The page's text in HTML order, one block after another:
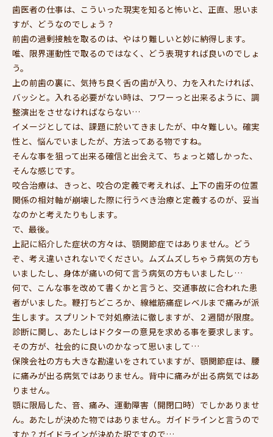
歯医者の仕事は、こういった現実を知ると怖いと、正直、思いま
すが、どうなのでしょう？
前歯の過剰接触を取るのは、やはり難しいと妙に納得します。
唯、限界運動性で取るのではなく、どう表現すれば良いのでしょ
う。
上の前歯の裏に、気持ち良く舌の歯が入り、力を入れたければ、
バッシと。入れる必要がない時は、フワーっと出来るように、調
整演出をさせなければならない…
イメージとしては、課題に於いてきましたが、中々難しい。確実
性と、悩んでいましたが、方法ってある物ですね。
そんな事を狙って出来る確信と出会えて、ちょっと嬉しかった、
そんな感じです。
咬合治療は、きっと、咬合の定義で考えれば、上下の歯牙の位置
関係の相対軸が崩壊した際に行うべき治療と定義するのが、妥当
なのかと考えたりもします。
で、最後。
上記に紹介した症状の方々は、顎関節症ではありません。どう
ぞ、考え違いされないでください。ムズムズしちゃう病気の方も
いましたし、身体が痛いの何て言う病気の方もいましたし…
何で、こんな事を改めて書くかと言うと、交通事故に合われた患
者がいました。鞭打ちどころか、線維筋痛症レベルまで痛みが派
生します。スプリントで対処療法に徹しますが、２週間が限度。
診断に関し、あたしはドクターの意見を求める事を要求します。
その方が、社会的に良いのかなって思いまして…
保険会社の方も大きな勘違いをされていますが、顎関節症は、腰
に痛みが出る病気ではありません。背中に痛みが出る病気ではあ
りません。
顎に限局した、音、痛み、運動障害（開閉口時）でしかありませ
ん。あたしが決めた物ではありません。ガイドラインと言うので
すか？ガイドラインが決めた訳ですので…